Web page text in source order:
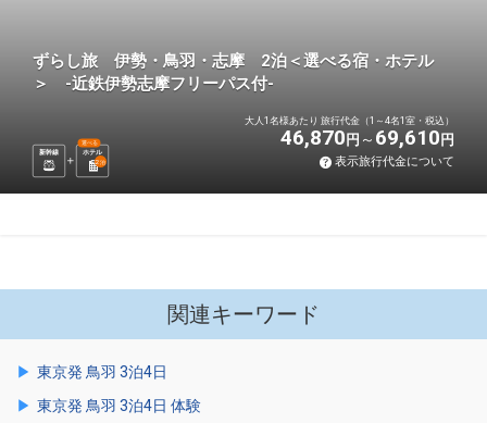
ずらし旅 伊勢・鳥羽・志摩 2泊＜選べる宿・ホテル
＞ -近鉄伊勢志摩フリーパス付-
新幹線 ホテル
選べる
2泊
大人1名様あたり 旅行代金（1～4名1室・税込）
46,870 円 69,610 円
表示旅行代金について
関連キーワード
東京発 鳥羽 3泊4日
東京発 鳥羽 3泊4日 体験